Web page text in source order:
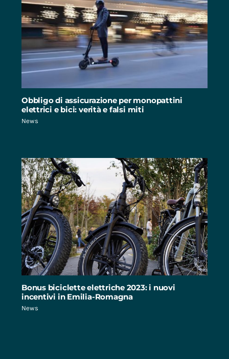
Obbligo di assicurazione per monopattini
elettrici e bici: verità e falsi miti
News
Bonus biciclette elettriche 2023: i nuovi
incentivi in Emilia-Romagna
News